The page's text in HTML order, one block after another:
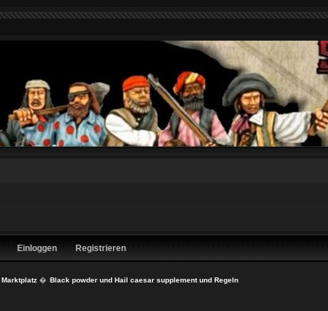
Einloggen Registrieren
Marktplatz� Black powder und Hail caesar supplement und Regeln